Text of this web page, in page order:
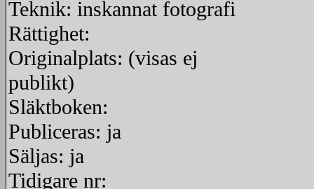
Teknik: inskannat fotografi
Rättighet:
Originalplats: (visas ej
publikt)
Släktboken:
Publiceras: ja
Säljas: ja
Tidigare nr: